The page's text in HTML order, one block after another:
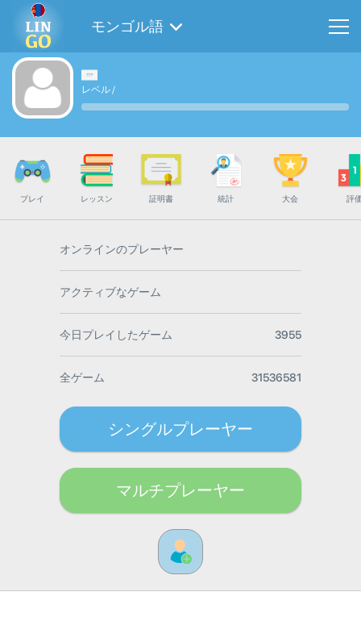
モンゴル語
レベル/
プレイ レッスン 証明書 統計 大会 評
オンラインのプレーヤー
アクティブなゲーム
今日プレイしたゲーム 3955
全ゲーム 31536581
シングルプレーヤー
マルチプレーヤー